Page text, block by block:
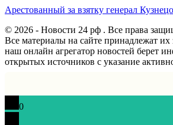
Арестованный за взятку генерал
© 2026 - Новости 24 рф . Все права
Все материалы на сайте принадлежат
наш онлайн агрегатор новостей берет
открытых источников с указание
0